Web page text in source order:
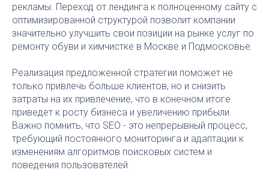
рекламы. Переход от лендинга к полноценному сайту с
оптимизированной структурой позволит компании
значительно улучшить свои позиции на рынке услуг по
ремонту обуви и химчистке в Москве и Подмосковье.
Реализация предложенной стратегии поможет не
только привлечь больше клиентов, но и снизить
затраты на их привлечение, что в конечном итоге
приведет к росту бизнеса и увеличению прибыли.
Важно помнить, что SEO - это непрерывный процесс,
требующий постоянного мониторинга и адаптации к
изменениям алгоритмов поисковых систем и
поведения пользователей.